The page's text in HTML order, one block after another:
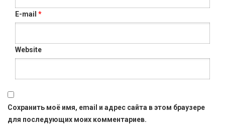
E-mail *
Website
Сохранить моё имя, email и адрес сайта в этом браузере
для последующих моих комментариев.